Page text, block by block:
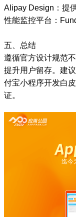
Alipay Design：提
性能监控平台：
五、总结
遵循官方设计规范
提升用户留存。建
付宝小程序开发白
证。
迄今